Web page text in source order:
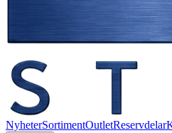
NyheterSortimentOutletReservdelar